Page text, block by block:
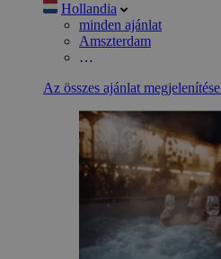
Hollandia
minden ajánlat
Amszterdam
…
Az összes ajánlat megjelenítése